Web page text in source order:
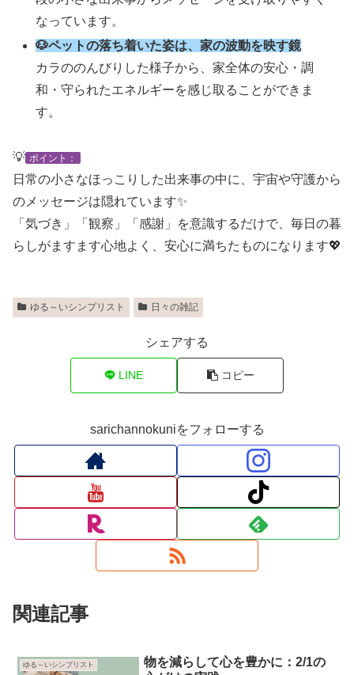
なっています。
🐶ペットの落ち着いた姿は、家の波動を映す鏡
カラののんびりした様子から、家全体の安心・調
和・守られたエネルギーを感じ取ることができま
す。
💡 ポイント：
日常の小さなほっこりした出来事の中に、宇宙や守護から
のメッセージは隠れています✨
「気づき」「観察」「感謝」を意識するだけで、毎日の暮
らしがますます心地よく、安心に満ちたものになります💖
ゆる～いシンプリスト 日々の雑記
シェアする
LINE コピー
sarichannokuniをフォローする
関連記事
ゆる～いシンプリスト
物を減らして心を豊かに：2/1の